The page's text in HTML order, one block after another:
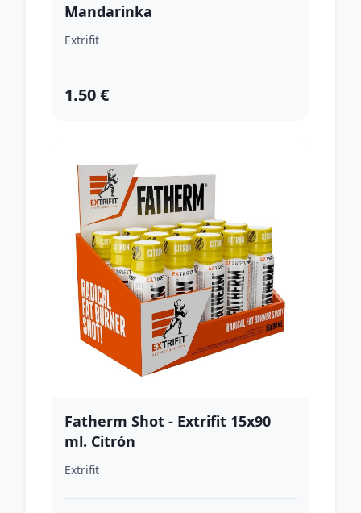
Mandarinka
Extrifit
1.50 €
Fatherm Shot - Extrifit 15x90
ml. Citrón
Extrifit